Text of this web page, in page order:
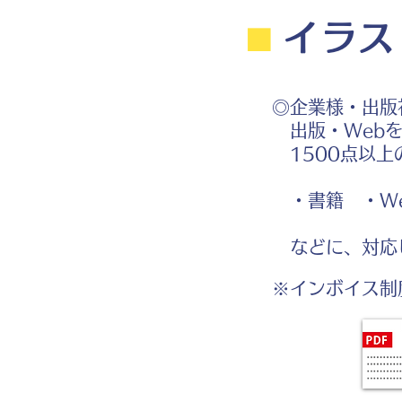
⬛︎ イラ
◎企業様・出版
出版・Webを
1500点以上
・書籍 ・
などに、対応
※インボイス制